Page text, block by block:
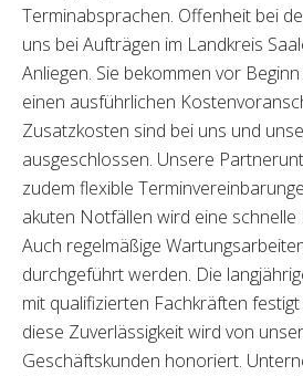
Terminabsprachen. Offenheit bei
uns bei Aufträgen im Landkreis
Anliegen. Sie bekommen vor
einen ausführlichen
Zusatzkosten sind bei uns und
ausgeschlossen. Unsere
zudem flexible
akuten Notfällen wird eine schnelle
Auch regelmäßige
durchgeführt werden. Die
mit qualifizierten Fachkräften
diese Zuverlässigkeit wird von
Geschäftskunden honoriert.